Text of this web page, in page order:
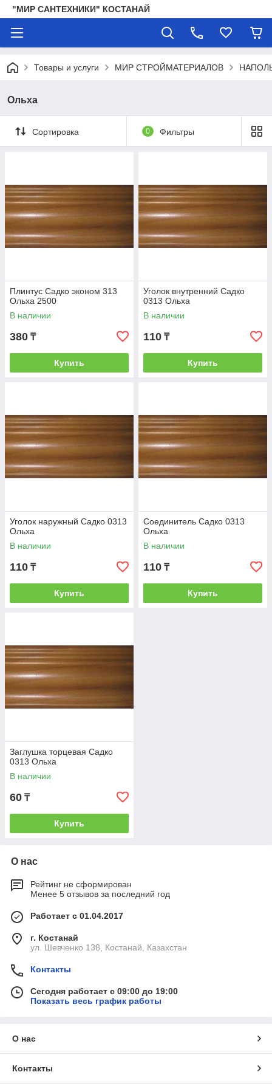
"МИР САНТЕХНИКИ" КОСТАНАЙ
Товары и услуги МИР СТРОЙМАТЕРИАЛОВ
Ольха
Сортировка 0 Фильтры
Плинтус Садко эконом 313
Ольха 2500
В наличии
380 ₸
Купить
Уголок внутренний Садко
0313 Ольха
В наличии
110 ₸
Купить
Уголок наружный Садко 0313
Ольха
В наличии
110 ₸
Купить
Соединитель Садко 0313
Ольха
В наличии
110 ₸
Купить
Заглушка торцевая Садко
0313 Ольха
В наличии
60 ₸
Купить
О нас
Рейтинг не сформирован
Менее 5 отзывов за последний год
Работает с 01.04.2017
г. Костанай
ул. Шевченко 138, Костанай, Казахстан
Контакты
Сегодня работает с 09:00 до 19:00
Показать весь график работы
О нас
Контакты